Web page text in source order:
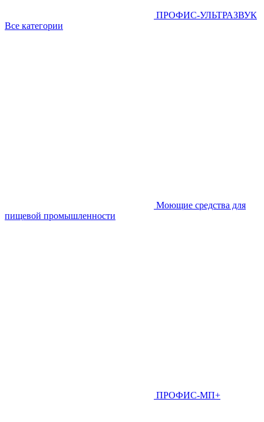
ПРОФИС-УЛЬТРАЗВУК
Все категории
Моющие средства для
пищевой промышленности
ПРОФИС-МП+